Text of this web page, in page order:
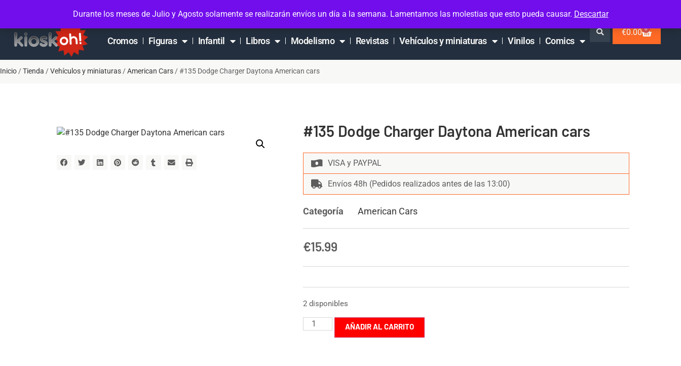
Durante los meses de Julio y Agosto solamente se realizarán envíos un día a la semana. Lamentamos las molestias que esto pueda causar. Descartar
Soporte en Whatsapp ContactoMi cuenta
Cromos Figuras Infantil Libros Modelismo Revistas Vehículos y miniaturas Vinilos Comics
€0.00 0
Inicio /Tienda /Vehículos y miniaturas /American Cars / #135 Dodge Charger Daytona American cars
#135 Dodge Charger Daytona American cars
VISA y PAYPAL
Envíos 48h (Pedidos realizados antes de las 13:00)
Categoría American Cars
€15.99
2 disponibles
AÑADIR AL CARRITO